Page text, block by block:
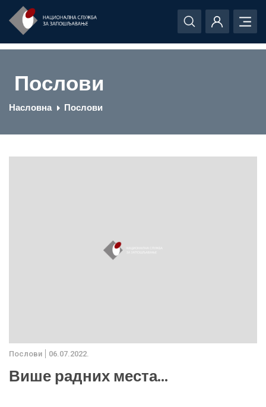
Послови
Насловна Послови
Послови 06.07.2022.
Више радних места...